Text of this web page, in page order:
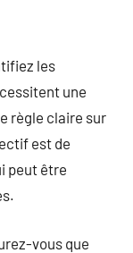
les
une
règle claire sur
est de
peut être
vous que